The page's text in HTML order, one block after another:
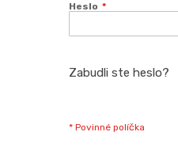
Heslo
Zabudli ste heslo?